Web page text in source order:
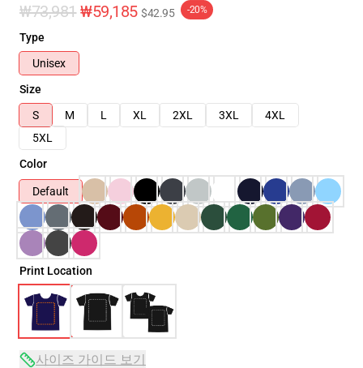
₩73,981 ₩59,185 $42.95 -20%
Type
Unisex
Size
S
M L XL 2XL 3XL
4XL
5XL
Color
Default
Print Location
사이즈 가이드 보기